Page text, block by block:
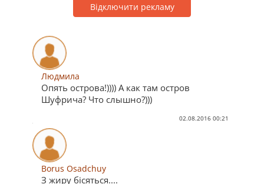
Відключити рекламу
Людмила
Опять острова!)))) А как там остров
Шуфрича? Что слышно?)))
02.08.2016 00:21
Borus Osadchuy
З жиру бісяться....